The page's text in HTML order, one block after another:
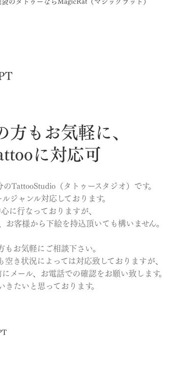
もお気軽に、
に対応可
TattooStudio（タトゥースタジオ）です。
ジャンル対応しております。
に行なっておりますが、
客様から下絵を持込頂いても構いません。
お気軽にご相談下さい。
き状況によっては対応致しておりますが、
メール、お電話での確認をお願い致します。
たいと思っております。